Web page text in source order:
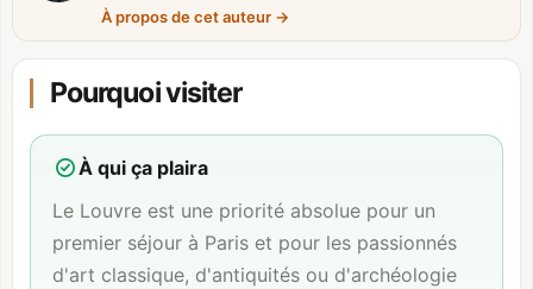
À propos de cet auteur →
Pourquoi visiter
À qui ça plaira
Le Louvre est une priorité absolue pour un
premier séjour à Paris et pour les passionnés
d'art classique, d'antiquités ou d'archéologie